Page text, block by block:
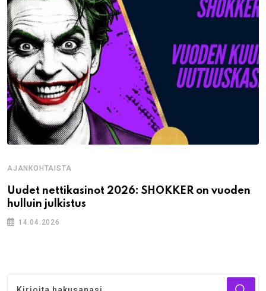
AJANKOHTAISTA
Uudet nettikasinot 2026: SHOKKER on vuoden
hulluin julkistus
14.04.2026